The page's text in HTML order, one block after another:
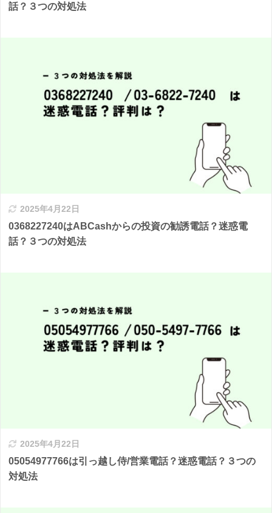
話？３つの対処法
2025年4月22日
0368227240はABCashからの投資の勧誘電話？迷惑電
話？３つの対処法
2025年4月22日
05054977766は引っ越し侍/営業電話？迷惑電話？３つの
対処法